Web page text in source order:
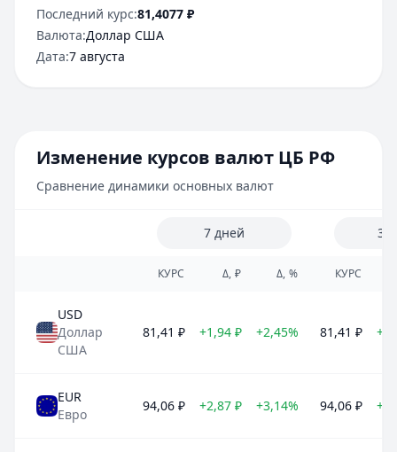
Последний курс:81,4077 ₽
Валюта:Доллар США
Дата:7 августа
Изменение курсов валют ЦБ РФ
Сравнение динамики основных валют
7 дней 30
КУРС Δ, ₽ Δ, % КУРС
USD
Доллар
США
81,41 ₽ +1,94 ₽ +2,45% 81,41 ₽
EUR
Евро
94,06 ₽ +2,87 ₽ +3,14% 94,06 ₽